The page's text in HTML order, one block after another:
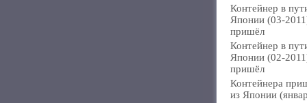
Контейнер в
Японии (03-
пришёл
Контейнер в
Японии (02-
пришёл
Контейнера
из Японии